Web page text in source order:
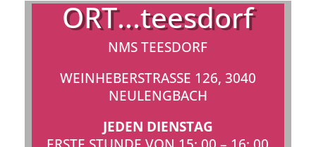
ORT...teesdorf
NMS TEESDORF
WEINHEBERSTRASSE 126, 3040 N
EULENGBACH
JEDEN DIENSTAG